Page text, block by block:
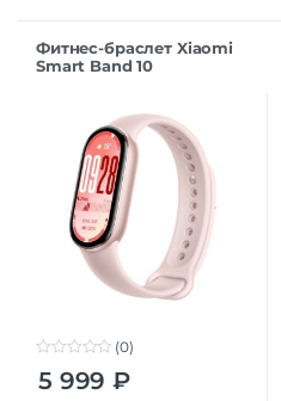
Фитнес-браслет Xiaomi
Smart Band 10
o
(0)
5 999 ₽